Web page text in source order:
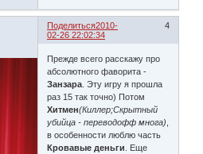
Поделиться 4
2010-
02-26 22:02:34
Прежде всего расскажу про
абсолютного фаворита -
Занзара . Эту игру я прошла
раз 15 так точно) Потом
Хитмен(Киллер;Скрытный
убийца - переводофф многа)
в особенности люблю часть
Кровавые деньги . Еще